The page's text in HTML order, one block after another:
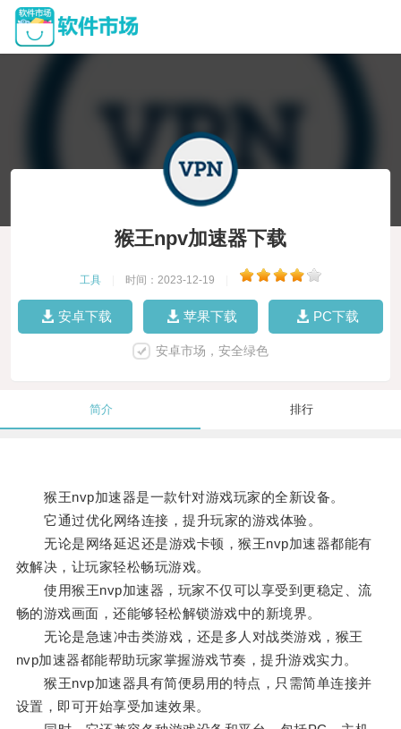
猴王npv加速器下载
工具 时间：2023-12-19
安卓下载 苹果下载 PC下载
安卓市场，安全绿色
简介 排行
猴王nvp加速器是一款针对游戏玩家的全新设备。
它通过优化网络连接，提升玩家的游戏体验。
无论是网络延迟还是游戏卡顿，猴王nvp加速器都能有
效解决，让玩家轻松畅玩游戏。
使用猴王nvp加速器，玩家不仅可以享受到更稳定、流
畅的游戏画面，还能够轻松解锁游戏中的新境界。
无论是急速冲击类游戏，还是多人对战类游戏，猴王
nvp加速器都能帮助玩家掌握游戏节奏，提升游戏实力。
猴王nvp加速器具有简便易用的特点，只需简单连接并
设置，即可开始享受加速效果。